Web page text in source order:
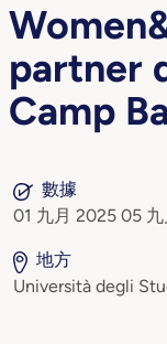
partner
Camp
數據
01 九月 2025 05
地方
Università degli